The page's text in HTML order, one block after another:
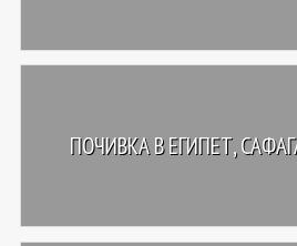
ПОЧИВКА В ЕГИПЕТ,